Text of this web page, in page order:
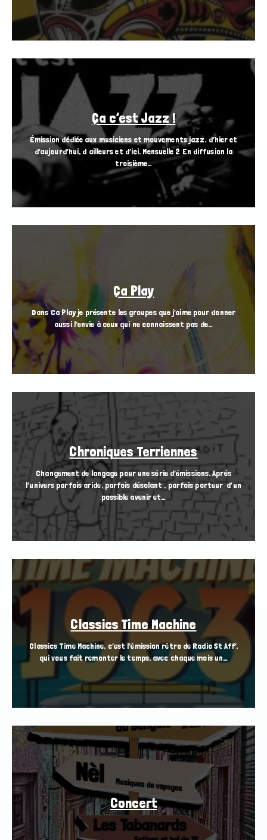
Ça c’est Jazz !
Émission dédiée aux musiciens et mouvements jazz. d’hier et
d’aujourd’hui, d ailleurs et d’ici. Mensuelle 2 En diffusion la
troisième…
Ça Play
Dans Ca Play je présente les groupes que j’aime pour donner
aussi l’envie à ceux qui ne connaissent pas de…
Chroniques Terriennes
Changement de langage pour une série d’émissions. Aprés
l’univers parfois aride, parfois désolant , parfois porteur d’un
possible avenir et…
Classics Time Machine
Classics Time Machine, c’est l’émission rétro de Radio St Aff’,
qui vous fait remonter le temps, avec chaque mois un…
Concert